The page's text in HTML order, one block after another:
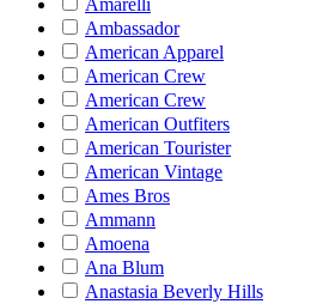
Amarelli
Ambassador
American Apparel
American Crew
American Crew
American Outfiters
American Tourister
American Vintage
Ames Bros
Ammann
Amoena
Ana Blum
Anastasia Beverly Hills